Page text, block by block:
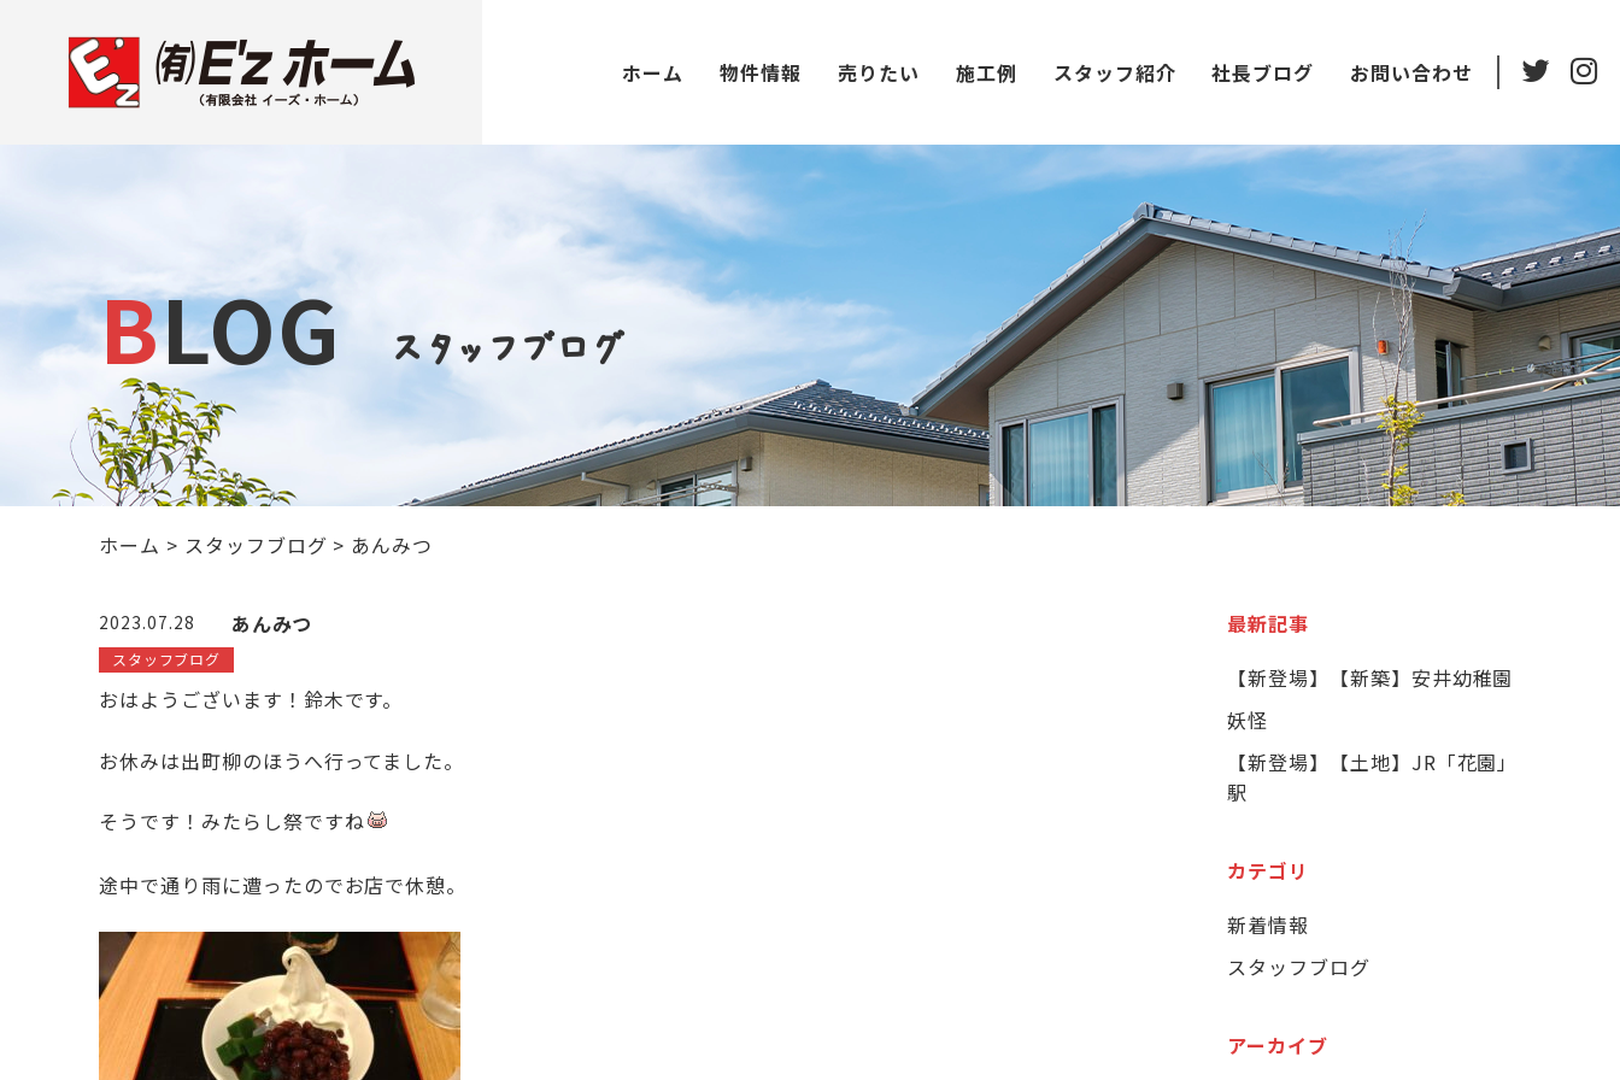
ホーム 物件情報 売りたい 施工例 スタッフ紹介 社長ブログ お問い合わせ
BLOG スタッフブログ
ホーム > スタッフブログ > あんみつ
2023.07.28 あんみつ
スタッフブログ
おはようございます！鈴木です。
お休みは出町柳のほうへ行ってました。
そうです！みたらし祭ですね
途中で通り雨に遭ったのでお店で休憩。
最新記事
【新登場】【新築】安井幼稚園
妖怪
【新登場】【土地】JR「花園」
駅
カテゴリ
新着情報
スタッフブログ
アーカイブ